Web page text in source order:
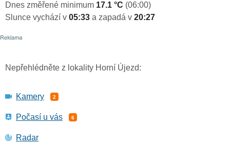
Dnes změřené minimum 17.1 °C (06:00)
Slunce vychází v 05:33 a zapadá v 20:27
Nepřehlédněte z lokality Horní Újezd:
Kamery 2
Počasí u vás 6
Radar